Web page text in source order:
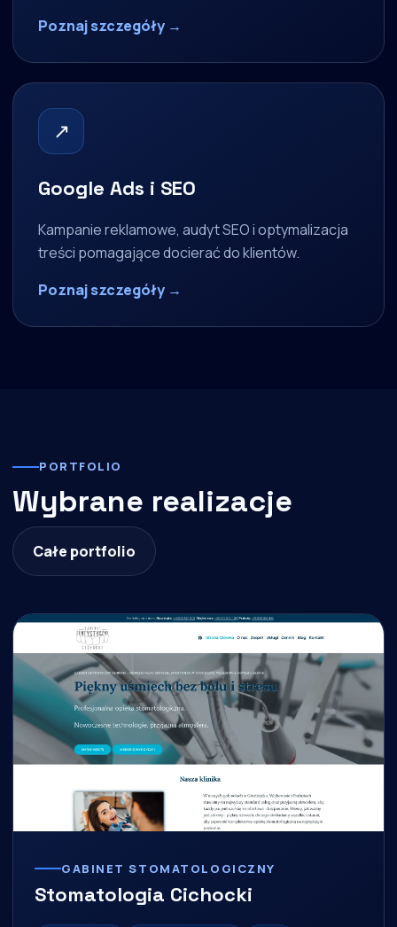
Poznaj szczegóły →
↗
Google Ads i SEO
Kampanie reklamowe, audyt SEO i optymalizacja
treści pomagające docierać do klientów.
Poznaj szczegóły →
PORTFOLIO
Wybrane realizacje
Całe portfolio
GABINET STOMATOLOGICZNY
Stomatologia Cichocki